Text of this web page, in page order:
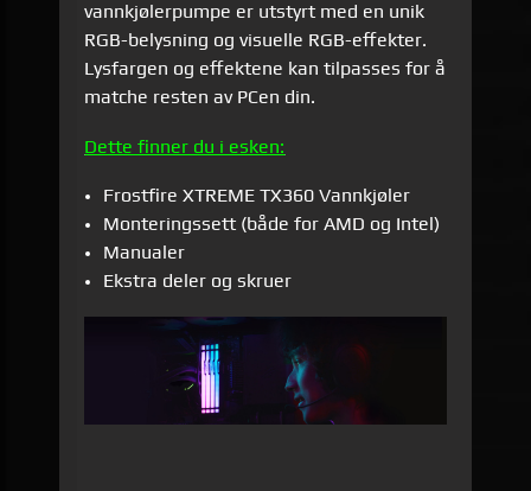
vannkjølerpumpe er utstyrt med en unik
RGB-belysning og visuelle RGB-effekter.
Lysfargen og effektene kan tilpasses for å
matche resten av PCen din.
Dette finner du i esken:
Frostfire XTREME TX360 Vannkjøler
Monteringssett (både for AMD og Intel)
Manualer
Ekstra deler og skruer